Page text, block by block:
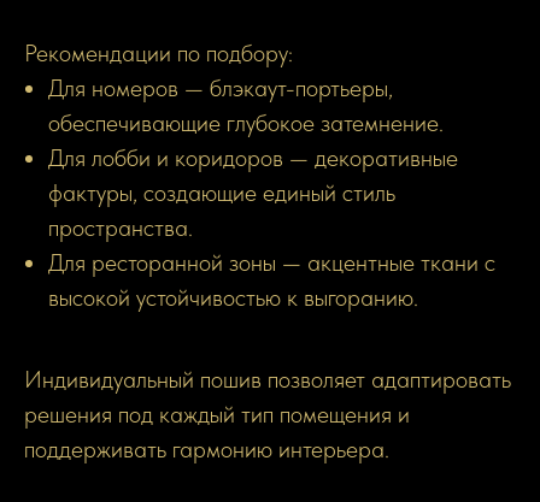
Рекомендации по подбору:
Для номеров — блэкаут-портьеры,
обеспечивающие глубокое затемнение.
Для лобби и коридоров — декоративные
фактуры, создающие единый стиль
пространства.
Для ресторанной зоны — акцентные ткани с
высокой устойчивостью к выгоранию.
Индивидуальный пошив позволяет адаптировать
решения под каждый тип помещения и
поддерживать гармонию интерьера.